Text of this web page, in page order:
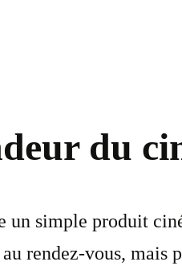
du
un simple produit
rendez-vous,